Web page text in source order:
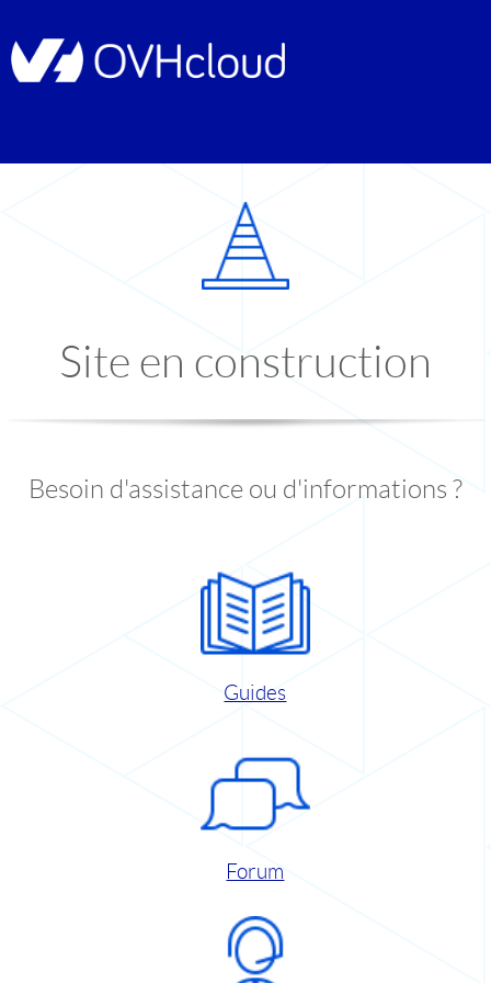
Site en construction
Besoin d'assistance ou d'informations ?
Guides
Forum